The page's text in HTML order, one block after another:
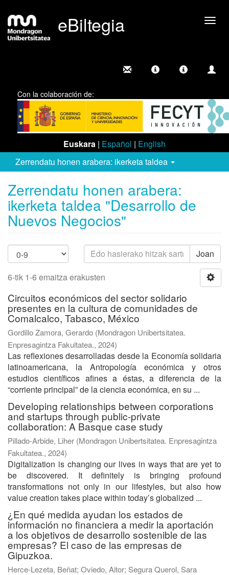
eBiltegia
Con la colaboración de:
Euskara | Español | English
Zerrendatu honen arabera: ikerketa taldea
Zerrendatu honen arabera:
ikerketa taldea "Desarrollo de
Nuevos Negocios"
Joan
6-tik 1-6 emaitza erakusten
Circuitos económicos del sector solidario
presentes en la cultura de comunidades de
Comalcalco, Tabasco, México
Gordillo Zamora, Gerardo (Mondragon Unibertsitatea.
Enpresagintza Fakultatea., 2024)
Las reflexiones desarrolladas desde la Economía solidaria
latinoamericana, la Antropología económica y otros
estudios científicos afines a éstas, a diferencia de la
“corriente principal” de la ciencia económica, en su ...
Developing relationships between corporations
and startups through public-private
collaboration: A Basque case study
Pillado-Arbide, Liher (Mondragon Unibertsitatea. Enpresagintza
Fakultatea., 2024)
Digitalization is changing our lives in ways that are yet to
be discovered. It definitely is bringing profound
transformations not only in our lifestyles, but also how
value creation takes place within today’s globalized ...
¿En qué medida ayudan los estados de
información no financiera a medir la aportación
a los objetivos de desarrollo sostenible de las
empresas? El caso de las empresas de
Gipuzkoa.
Herce-Lezeta, Beñat; Oviedo, Aitor; Segura Querol, Sara